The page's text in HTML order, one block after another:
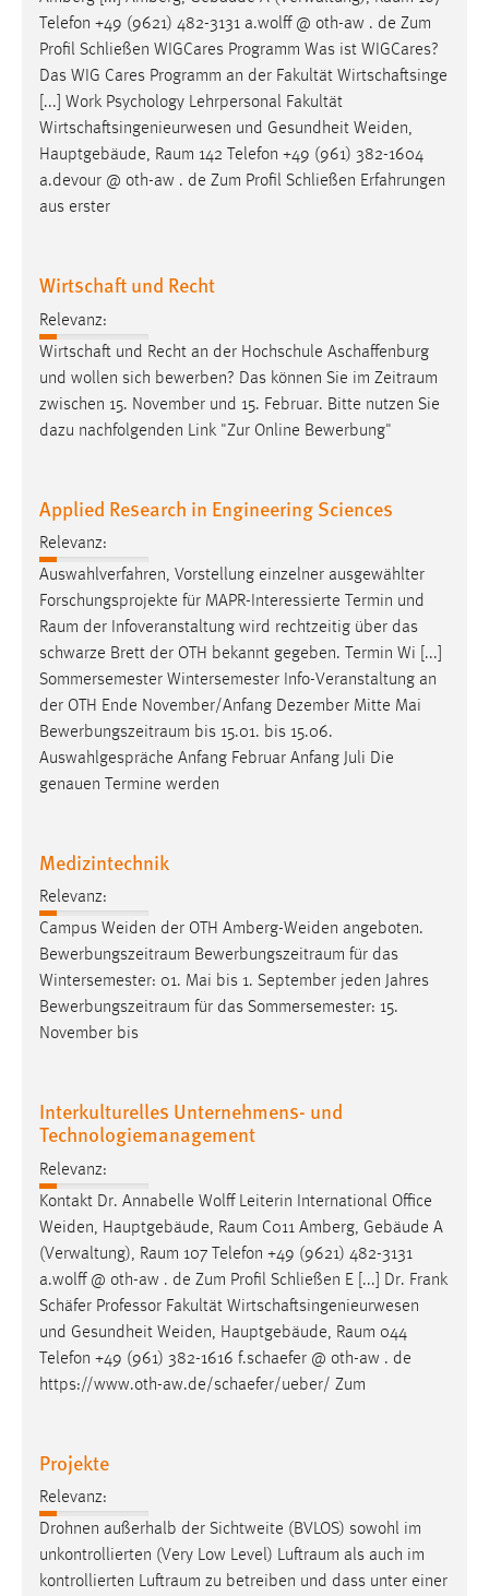
Telefon +49 (9621) 482-3131 a.wolff @ oth-aw . de Zum
Profil Schließen WIGCares Programm Was ist WIGCares?
Das WIG Cares Programm an der Fakultät Wirtschaftsinge
[...] Work Psychology Lehrpersonal Fakultät
Wirtschaftsingenieurwesen und Gesundheit Weiden,
Hauptgebäude, Raum 142 Telefon +49 (961) 382-1604
a.devour @ oth-aw . de Zum Profil Schließen Erfahrungen
aus erster
Wirtschaft und Recht
Relevanz:
Wirtschaft und Recht an der Hochschule Aschaffenburg
und wollen sich bewerben? Das können Sie im Zeitraum
zwischen 15. November und 15. Februar. Bitte nutzen Sie
dazu nachfolgenden Link "Zur Online Bewerbung"
Applied Research in Engineering Sciences
Relevanz:
Auswahlverfahren, Vorstellung einzelner ausgewählter
Forschungsprojekte für MAPR-Interessierte Termin und
Raum der Infoveranstaltung wird rechtzeitig über das
schwarze Brett der OTH bekannt gegeben. Termin Wi [...]
Sommersemester Wintersemester Info-Veranstaltung an
der OTH Ende November/Anfang Dezember Mitte Mai
Bewerbungszeitraum bis 15.01. bis 15.06.
Auswahlgespräche Anfang Februar Anfang Juli Die
genauen Termine werden
Medizintechnik
Relevanz:
Campus Weiden der OTH Amberg-Weiden angeboten.
Bewerbungszeitraum Bewerbungszeitraum für das
Wintersemester: 01. Mai bis 1. September jeden Jahres
Bewerbungszeitraum für das Sommersemester: 15.
November bis
Interkulturelles Unternehmens- und
Technologiemanagement
Relevanz:
Kontakt Dr. Annabelle Wolff Leiterin International Office
Weiden, Hauptgebäude, Raum C011 Amberg, Gebäude A
(Verwaltung), Raum 107 Telefon +49 (9621) 482-3131
a.wolff @ oth-aw . de Zum Profil Schließen E [...] Dr. Frank
Schäfer Professor Fakultät Wirtschaftsingenieurwesen
und Gesundheit Weiden, Hauptgebäude, Raum 044
Telefon +49 (961) 382-1616 f.schaefer @ oth-aw . de
https://www.oth-aw.de/schaefer/ueber/ Zum
Projekte
Relevanz:
Drohnen außerhalb der Sichtweite (BVLOS) sowohl im
unkontrollierten (Very Low Level) Luftraum als auch im
kontrollierten Luftraum zu betreiben und dass unter einer
EXTERNE MEDIEN
Um Inhalte von Videoplattformen und Social Media
Plattformen anzeigen zu können, werden von diesen
externen Medien Cookies gesetzt.
YouTube
Vimeo